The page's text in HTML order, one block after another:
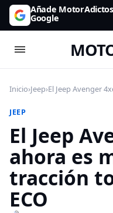
Añade
Google
Inicio›Jeep›El Jeep Avenger
JEEP
El Jeep
ahora es
tracción
ECO